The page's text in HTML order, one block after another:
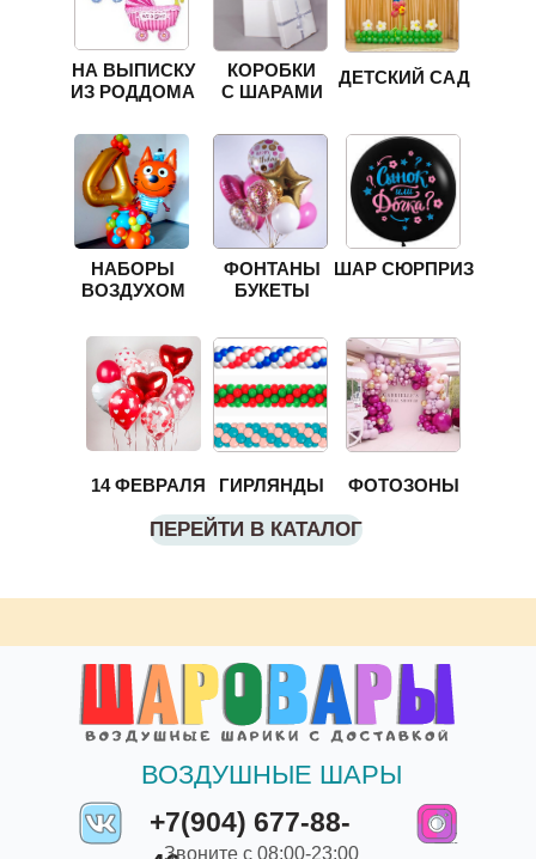
ФОНТАНЫ
БУКЕТЫ
НА ВЫПИСКУ
ИЗ РОДДОМА
ШАР СЮРПРИЗ
ГИРЛЯНДЫ
ПЕРЕЙТИ В КАТАЛОГ
ФОТОЗОНЫ
КОРОБКИ
С ШАРАМИ
14 ФЕВРАЛЯ
НАБОРЫ
ВОЗДУХОМ
ДЕТСКИЙ САД
+7(904) 677-88-
ВОЗДУШНЫЕ ШАРЫ
Звоните с 08:00-23:00